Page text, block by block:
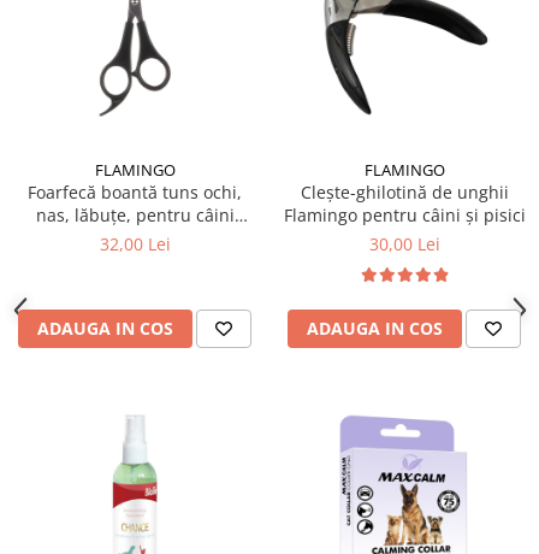
FLAMINGO
Foarfecă boantă tuns ochi,
nas, lăbuțe, pentru câini
Flamingo 15 cm
32,00 Lei
ADAUGA IN COS
FLAMINGO
Clește-ghilotină de unghii
Flamingo pentru câini și pisici
30,00 Lei
ADAUGA IN COS